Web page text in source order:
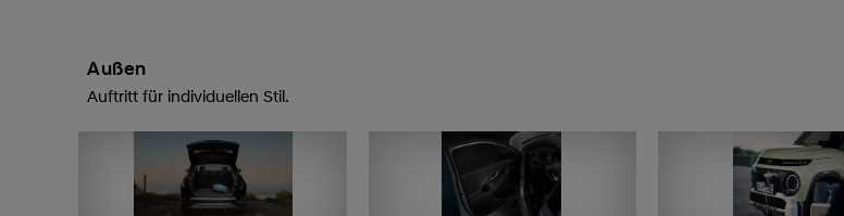
Außen
Auftritt für individuellen Stil.